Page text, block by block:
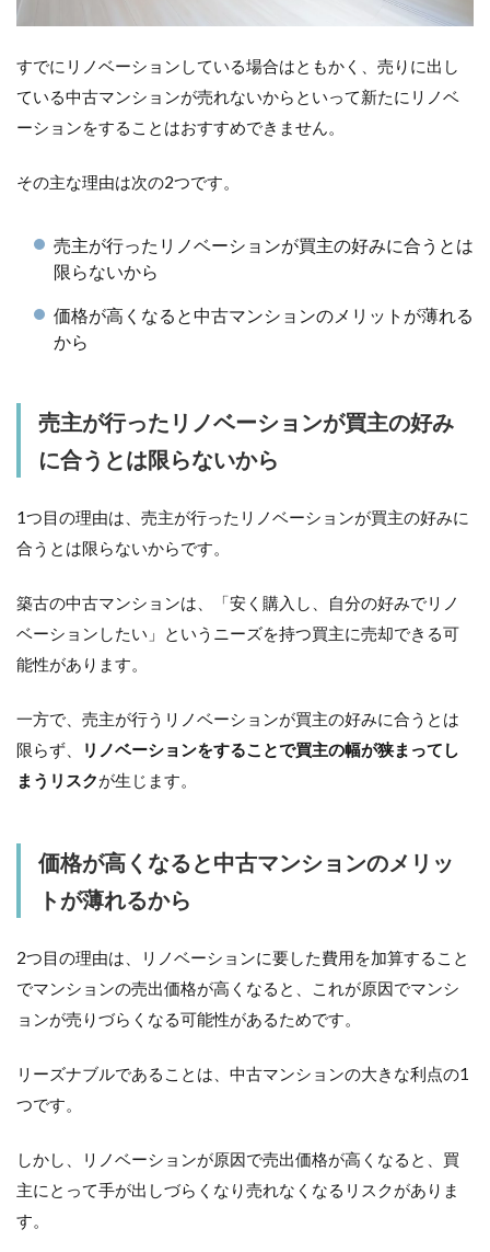
すでにリノベーションしている場合はともかく、売りに出し
ている中古マンションが売れないからといって新たにリノベ
ーションをすることはおすすめできません。
その主な理由は次の2つです。
売主が行ったリノベーションが買主の好みに合うとは
限らないから
価格が高くなると中古マンションのメリットが薄れる
から
売主が行ったリノベーションが買主の好み
に合うとは限らないから
1つ目の理由は、売主が行ったリノベーションが買主の好みに
合うとは限らないからです。
築古の中古マンションは、「安く購入し、自分の好みでリノ
ベーションしたい」というニーズを持つ買主に売却できる可
能性があります。
一方で、売主が行うリノベーションが買主の好みに合うとは
限らず、
リノベーションをすることで買主の幅が狭まってし
まうリスクが生じます。
価格が高くなると中古マンションのメリッ
トが薄れるから
2つ目の理由は、リノベーションに要した費用を加算すること
でマンションの売出価格が高くなると、これが原因でマンシ
ョンが売りづらくなる可能性があるためです。
リーズナブルであることは、中古マンションの大きな利点の1
つです。
しかし、リノベーションが原因で売出価格が高くなると、買
主にとって手が出しづらくなり売れなくなるリスクがありま
す。